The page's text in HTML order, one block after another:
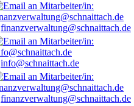
finanzverwaltung@schnaittach.de
info@schnaittach.de
finanzverwaltung@schnaittach.de